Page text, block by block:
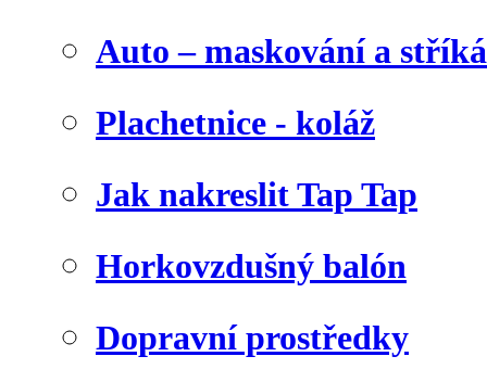
Auto – maskování a
Plachetnice - koláž
Jak nakreslit Tap Tap
Horkovzdušný balón
Dopravní prostředky